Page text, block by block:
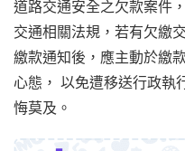
道路交通安全之欠款案件
交通相關法規，若有欠繳
繳款通知後，應主動於繳
心態， 以免遭移送行政執
悔莫及。